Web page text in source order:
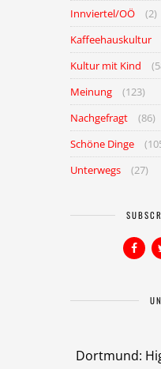
Innviertel/OÖ
(2)
Kaffeehauskultur
Kultur mit Kind
Meinung
(123)
Nachgefragt
(86)
Schöne Dinge
Unterwegs
(27)
Dortmund: